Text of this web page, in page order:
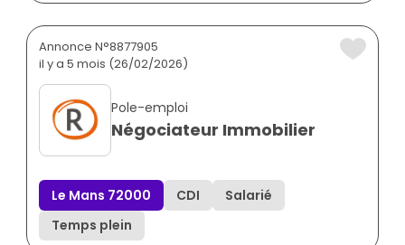
Annonce N°8877905
il y a 5 mois (26/02/2026)
Pole-emploi
Négociateur Immobilier
Le Mans 72000 CDI
Salarié
Temps plein